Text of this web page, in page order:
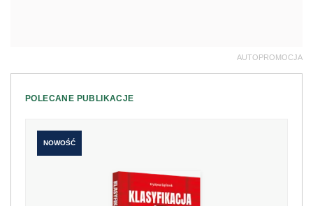
AUTOPROMOCJA
POLECANE PUBLIKACJE
NOWOŚĆ